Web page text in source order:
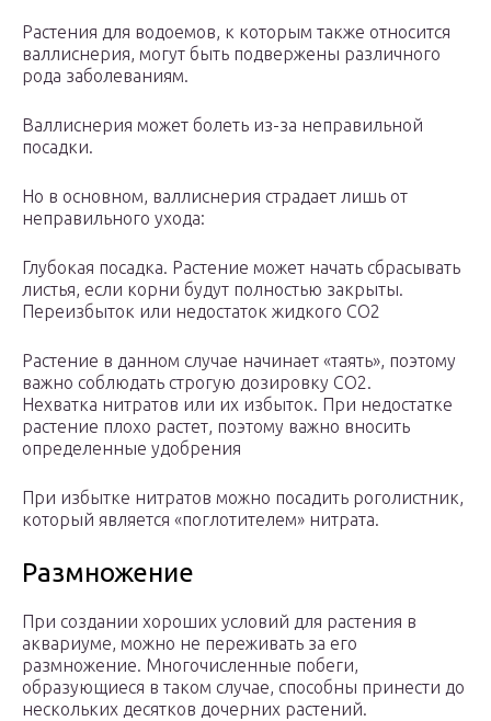
Растения для водоемов, к которым также относится
валлиснерия, могут быть подвержены различного
рода заболеваниям.
Валлиснерия может болеть из-за неправильной
посадки.
Но в основном, валлиснерия страдает лишь от
неправильного ухода:
Глубокая посадка. Растение может начать сбрасывать
листья, если корни будут полностью закрыты.
Переизбыток или недостаток жидкого CO2
Растение в данном случае начинает «таять», поэтому
важно соблюдать строгую дозировку СО2.
Нехватка нитратов или их избыток. При недостатке
растение плохо растет, поэтому важно вносить
определенные удобрения
При избытке нитратов можно посадить роголистник,
который является «поглотителем» нитрата.
Размножение
При создании хороших условий для растения в
аквариуме, можно не переживать за его
размножение. Многочисленные побеги,
образующиеся в таком случае, способны принести до
нескольких десятков дочерних растений.